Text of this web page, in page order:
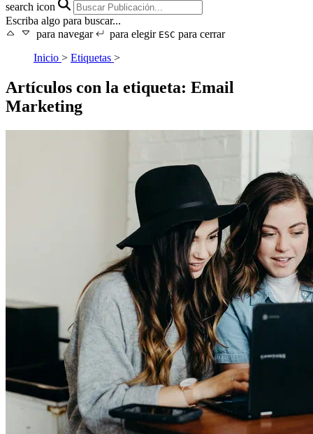
search icon
Escriba algo para buscar...
para navegar
para elegir ESC para cerrar
Inicio > Etiquetas >
Artículos con la etiqueta: Email
Marketing